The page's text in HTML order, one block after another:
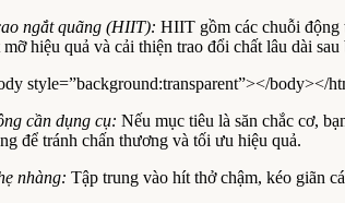
ngắt quãng (HIIT): HIIT gồm các chuỗi động
hiệu quả và cải thiện trao đổi chất lâu dài sau
style=”background:transparent”></body></
cần dụng cụ: Nếu mục tiêu là săn chắc cơ,
để tránh chấn thương và tối ưu hiệu quả.
nhàng: Tập trung vào hít thở chậm, kéo giãn